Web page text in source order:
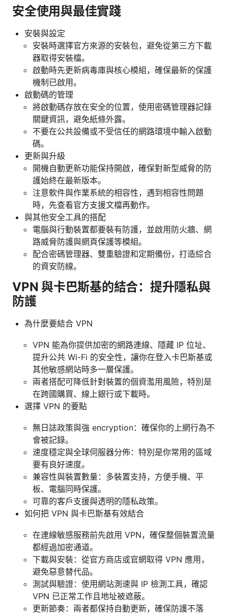
安全使用與最佳實踐
安裝與設定
安裝時選擇官方來源的安裝包，避免從第三方下載
器取得安裝檔。
啟動時先更新病毒庫與核心模組，確保最新的保護
機制已啟用。
啟動碼的管理
將啟動碼存放在安全的位置，使用密碼管理器記錄
關鍵資訊，避免紙條外露。
不要在公共設備或不受信任的網路環境中輸入啟動
碼。
更新與升級
開機自動更新功能保持開啟，確保對新型威脅的防
護始終在最新版本。
注意軟件與作業系統的相容性，遇到相容性問題
時，先查看官方支援文檔再動作。
與其他安全工具的搭配
電腦與行動裝置都要裝有防護，並啟用防火牆、網
路威脅防護與網頁保護等模組。
配合密碼管理器、雙重驗證和定期備份，打造綜合
的資安防線。
VPN 與卡巴斯基的結合：提升隱私與
防護
為什麼要結合 VPN
VPN 能為你提供加密的網路連線、隱藏 IP 位址、
提升公共 Wi-Fi 的安全性，讓你在登入卡巴斯基或
其他敏感網站時多一層保護。
兩者搭配可降低針對裝置的個資濫用風險，特別是
在跨國購買、線上銀行或下載時。
選擇 VPN 的要點
無日誌政策與強 encryption：確保你的上網行為不
會被記錄。
速度穩定與全球伺服器分佈：特別是你常用的區域
要有良好速度。
兼容性與裝置數量：多裝置支持，方便手機、平
板、電腦同時保護。
可靠的客戶支援與透明的隱私政策。
如何把 VPN 與卡巴斯基有效結合
在連線敏感服務前先啟用 VPN，確保整個裝置流量
都經過加密通道。
下載與安裝：從官方商店或官網取得 VPN 應用，
避免惡意替代品。
測試與驗證：使用網站測速與 IP 檢測工具，確認
VPN 已正常工作且地址被遮蔽。
更新節奏：兩者都保持自動更新，確保防護不落